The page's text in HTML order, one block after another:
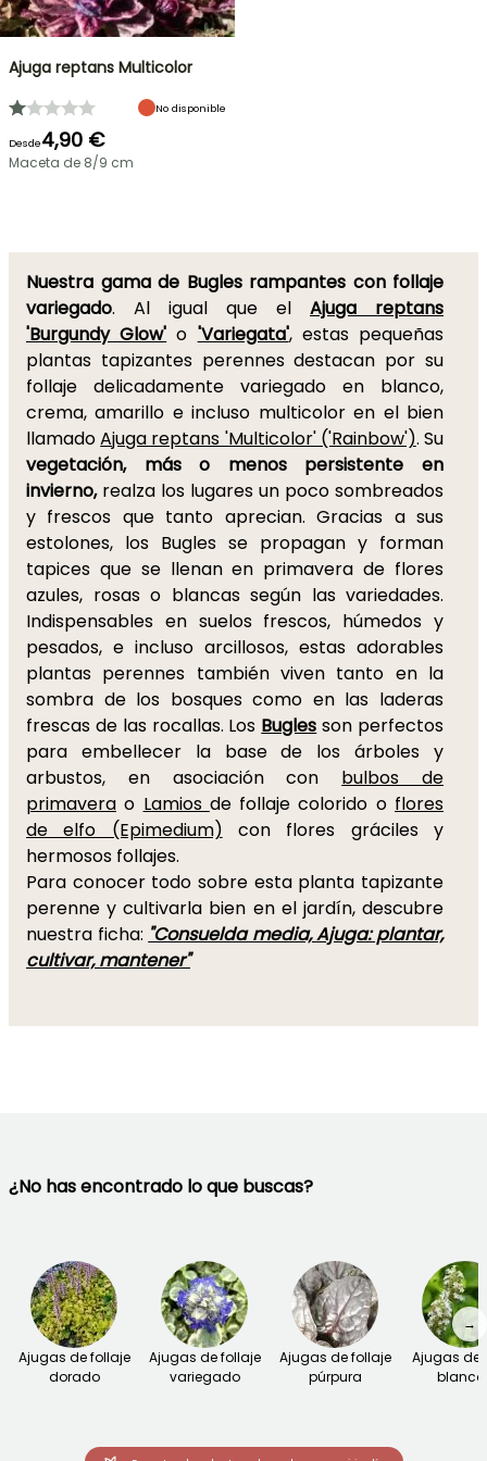
Ajuga reptans Multicolor
No disponible
Desde4,90 €
Maceta de 8/9 cm
Nuestra gama de Bugles rampantes con follaje
variegado. Al igual que el Ajuga reptans
'Burgundy Glow' o 'Variegata', estas pequeñas
plantas tapizantes perennes destacan por su
follaje delicadamente variegado en blanco,
crema, amarillo e incluso multicolor en el bien
llamadoAjuga reptans 'Multicolor' ('Rainbow'). Su
vegetación, más o menos persistente en
invierno,realza los lugares un poco sombreados
y frescos que tanto aprecian. Gracias a sus
estolones, los Bugles se propagan y forman
tapices que se llenan en primavera de flores
azules, rosas o blancas según las variedades.
Indispensables en suelos frescos, húmedos y
pesados, e incluso arcillosos, estas adorables
plantas perennes también viven tanto en la
sombra de los bosques como en las laderas
frescas de las rocallas. Los Bugles son perfectos
para embellecer la base de los árboles y
arbustos, en asociación con bulbos de
primavera o Lamios de follaje colorido o flores
de elfo (Epimedium) con flores gráciles y
hermosos follajes.
Para conocer todo sobre esta planta tapizante
perenne y cultivarla bien en el jardín, descubre
nuestra ficha: "Consuelda media, Ajuga: plantar,
cultivar, mantener"
¿No has encontrado lo que buscas?
Ajugas de follaje
dorado
Ajugas de follaje
variegado
Ajugas de follaje
púrpura
Ajugas de
→